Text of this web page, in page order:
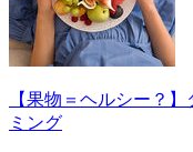
【果物＝ヘルシー？
ミング